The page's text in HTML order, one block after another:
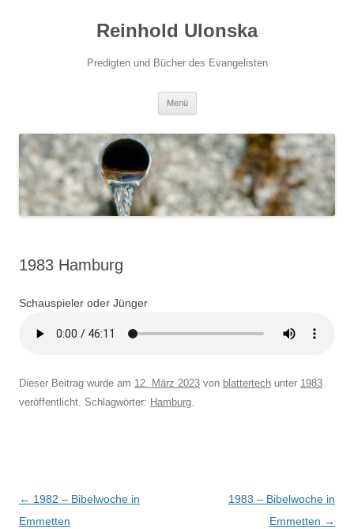
Reinhold Ulonska
Predigten und Bücher des Evangelisten
Menü
1983 Hamburg
Schauspieler oder Jünger
Dieser Beitrag wurde am 12. März 2023 von blattertech unter 1983
veröffentlicht. Schlagwörter: Hamburg
Beitragsnavigation
← 1982 – Bibelwoche in
Emmetten
1983 – Bibelwoche in
Emmetten →